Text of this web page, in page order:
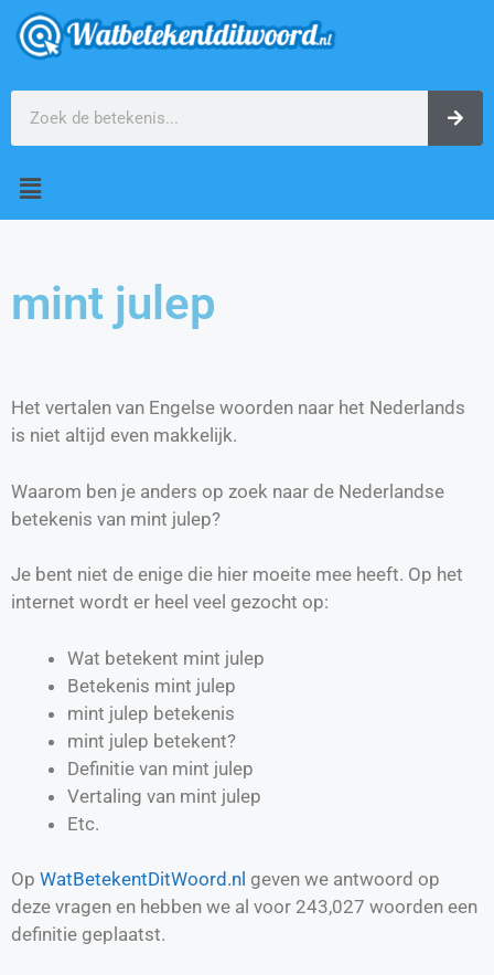
mint julep
Het vertalen van Engelse woorden naar het Nederlands
is niet altijd even makkelijk.
Waarom ben je anders op zoek naar de Nederlandse
betekenis van mint julep?
Je bent niet de enige die hier moeite mee heeft. Op het
internet wordt er heel veel gezocht op:
Wat betekent mint julep
Betekenis mint julep
mint julep betekenis
mint julep betekent?
Definitie van mint julep
Vertaling van mint julep
Etc.
Op WatBetekentDitWoord.nl geven we antwoord op
deze vragen en hebben we al voor 243,027 woorden een
definitie geplaatst.